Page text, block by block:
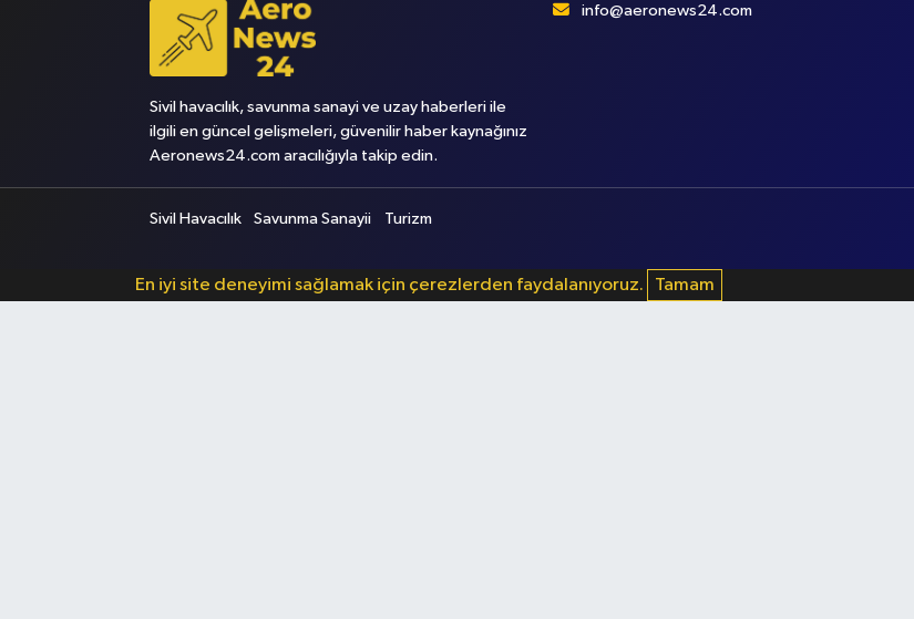
Sivil havacılık, savunma sanayi ve uzay haberleri ile
ilgili en güncel gelişmeleri, güvenilir haber kaynağınız
Aeronews24.com aracılığıyla takip edin.
info@aeronews24.com
Sivil Havacılık Savunma Sanayii Turizm
En iyi site deneyimi sağlamak için çerezlerden faydalanıyoruz. Tamam